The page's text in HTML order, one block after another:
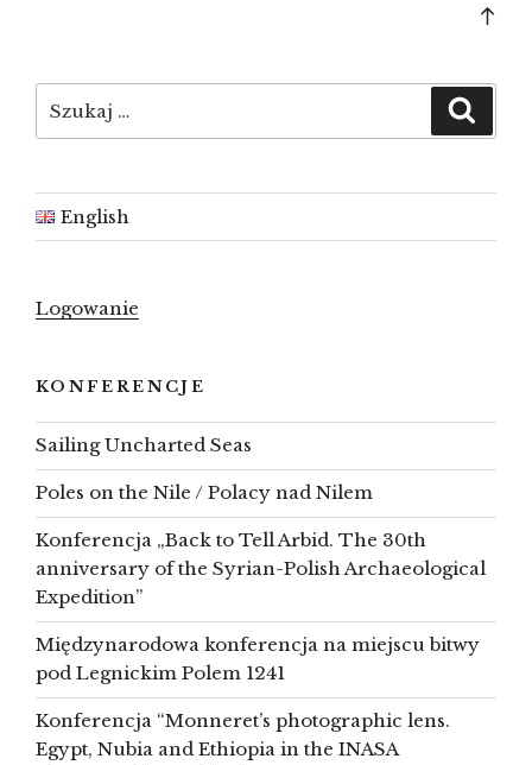
English
Logowanie
KONFERENCJE
Sailing Uncharted Seas
Poles on the Nile / Polacy nad Nilem
Konferencja „Back to Tell Arbid. The 30th
anniversary of the Syrian-Polish Archaeological
Expedition”
Międzynarodowa konferencja na miejscu bitwy
pod Legnickim Polem 1241
Konferencja “Monneret’s photographic lens.
Egypt, Nubia and Ethiopia in the INASA